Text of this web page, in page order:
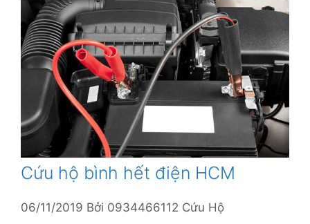
Cứu hộ bình hết điện HCM
06/11/2019 Bởi 0934466112 Cứu Hộ